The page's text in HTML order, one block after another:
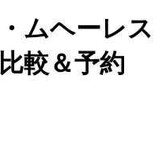
ムヘーレス
較＆予約